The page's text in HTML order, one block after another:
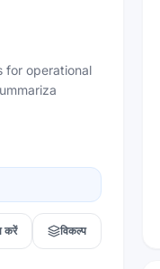
for operational
करें विकल्प